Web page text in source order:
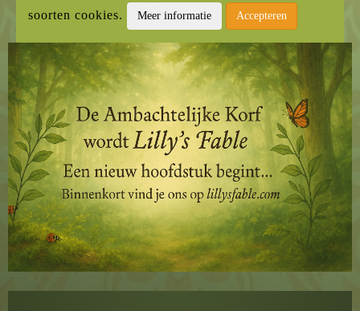
soorten cookies.
Meer informatie Accepteren